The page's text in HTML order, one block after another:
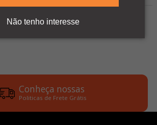
Não tenho interesse
Conheça nossas
Politicas de Frete Grátis